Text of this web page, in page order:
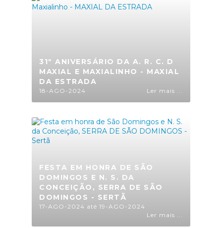
31º ANIVERSÁRIO DA A. R. C. D
MAXIAL E MAXIALINHO - MAXIAL
DA ESTRADA
18-AGO-2024 Ler mais ...
FESTA EM HONRA DE SÃO
DOMINGOS E N. S. DA
CONCEIÇÃO, SERRA DE SÃO
DOMINGOS - SERTÃ
17-AGO-2024 até 19-AGO-2024
Ler mais ...